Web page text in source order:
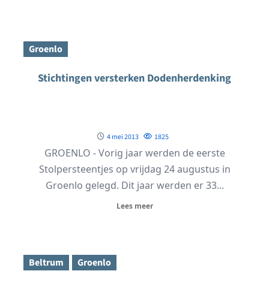
Groenlo
Stichtingen versterken Dodenherdenking
4 mei 2013 1825
GROENLO - Vorig jaar werden de eerste
Stolpersteentjes op vrijdag 24 augustus in
Groenlo gelegd. Dit jaar werden er 33...
Lees meer
Beltrum Groenlo